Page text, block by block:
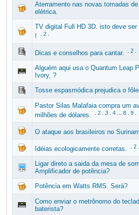
Aterramento nas novas tomadas de
elétrica.
TV digital Full HD 3D. isto deve ser
!
2.
Dicas e conselhos para cantar. 2.
Alguém aqui usa o Quantum Leap
Ivory, ?
Tosse espasmódica prejudica o
Pastor Silas Malafaia compra um
milhões de dólares.
2. 3. 4... 8. 9.
O ataque aos brasileiros no
Idéias ecologicamente corretas. 2.
Ligar direto a saida da mesa de
Amplificador de potência?
Potência em Watts RMS. Será?
Como enviar o metrônomo do
baterista?